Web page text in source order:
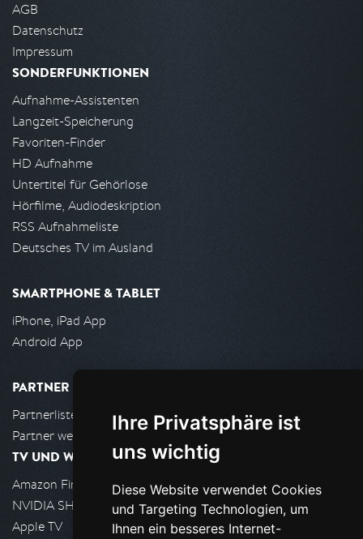
Ihre Privatsphäre ist
uns wichtig
Diese Website verwendet Cookies
und Targeting Technologien, um
Ihnen ein besseres Internet-
AGB
Datenschutz
Impressum
SONDERFUNKTIONEN
Aufnahme-Assistenten
Langzeit-Speicherung
Favoriten-Finder
HD Aufnahme
Untertitel für Gehörlose
Hörfilme, Audiodeskription
RSS Aufnahmeliste
Deutsches TV im Ausland
SMARTPHONE & TABLET
iPhone, iPad App
Android App
PARTNER
Partnerliste
Partner werden
TV UND WOHNZIMMER
Amazon FireTV
NVIDIA SHIELD, Google TV
Apple TV